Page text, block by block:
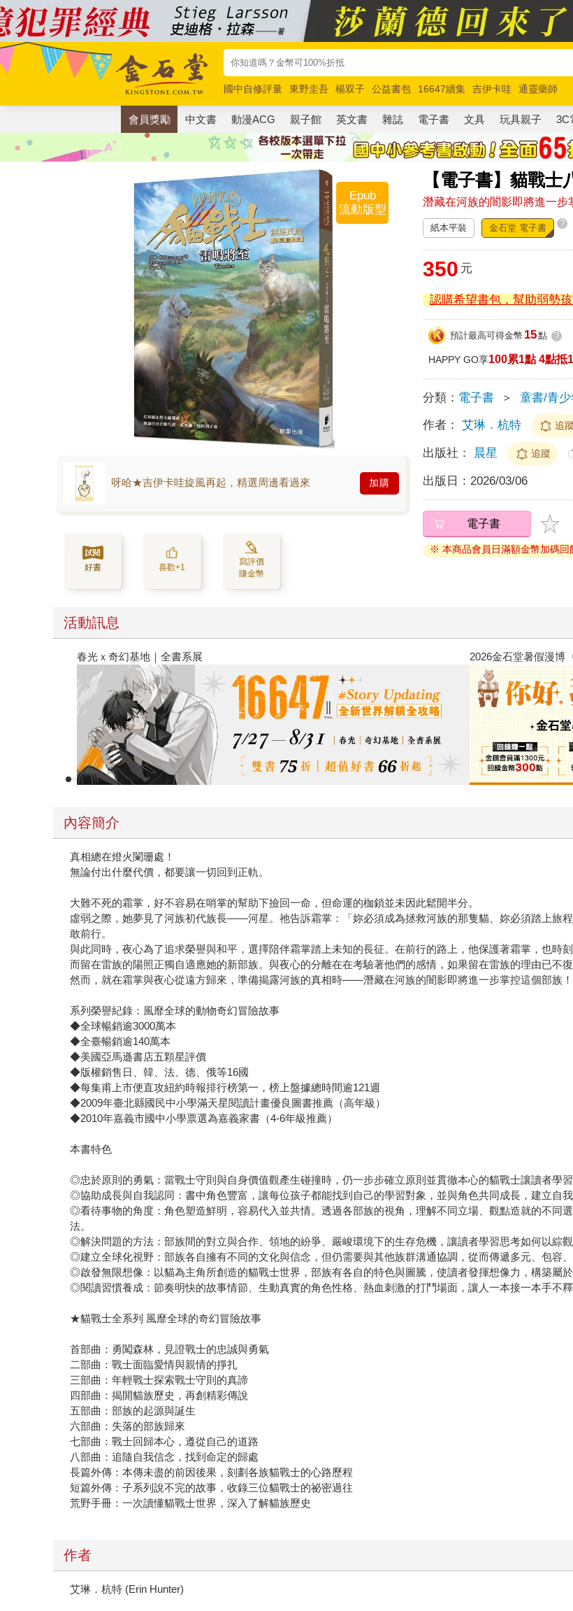
國中自修評量 東野圭吾 楊双子 公益書包 16647續集 吉伊卡哇
通靈藥師
唯紅花綻放
奧德賽 路邊攤新作 馬斯克 玩具總動員5 超慢跑
會員獎勵 中文書 動漫ACG 親子館 英文書 雜誌 電子書 文具 玩具親子 3C
【電子書】貓戰
潛藏在河族的闇影即將進一步
Epub
流動版型
呀哈★吉伊卡哇旋風再起，精選周邊看過來 加購
好書 喜歡+1
寫評價
賺金幣
紙本平裝 金石堂 電子書 ?
350 元
認購希望書包，幫助弱勢
預計最高可得金幣 15點 ?
HAPPY GO享100累1點 4點抵
分類： 電子書 ＞ 童書/青
作者： 艾琳．杭特 追蹤
出版社： 晨星 追蹤
出版日： 2026/03/06
電子書
※ 本商品會員日滿額金幣加碼回
活動訊息
2026金石堂暑假漫博〈你好，我吃一點〉第二波 金石堂2026海外優
內容簡介
真相總在燈火闌珊處！
無論付出什麼代價，都要讓一切回到正軌。
大難不死的霜掌，好不容易在哨掌的幫助下撿回一命，但命運的枷鎖並未因此鬆開半分。
虛弱之際，她夢見了河族初代族長——河星。祂告訴霜掌：「妳必須成為拯救河族的那隻貓、妳必須踏上旅
敢前行。
與此同時，夜心為了追求榮譽與和平，選擇陪伴霜掌踏上未知的長征。在前行的路上，他保護著霜掌，也
而留在雷族的陽照正獨自適應她的新部族。與夜心的分離在在考驗著他們的感情，如果留在雷族的理由已不
然而，就在霜掌與夜心從遠方歸來，準備揭露河族的真相時——潛藏在河族的闇影即將進一步掌控這個部族！
系列榮譽紀錄：風靡全球的動物奇幻冒險故事
◆全球暢銷逾3000萬本
◆全臺暢銷逾140萬本
◆美國亞馬遜書店五顆星評價
◆版權銷售日、韓、法、德、俄等16國
◆每集甫上市便直攻紐約時報排行榜第一，榜上盤據總時間逾121週
◆2009年臺北縣國民中小學滿天星閱讀計畫優良圖書推薦（高年級）
◆2010年嘉義市國中小學票選為嘉義家書（4-6年級推薦）
本書特色
◎忠於原則的勇氣：當戰士守則與自身價值觀產生碰撞時，仍一步步確立原則並貫徹本心的貓戰士讓讀者學習
◎協助成長與自我認同：書中角色豐富，讓每位孩子都能找到自己的學習對象，並與角色共同成長，建立自我
◎看待事物的角度：角色塑造鮮明，容易代入並共情。透過各部族的視角，理解不同立場、觀點造就的不同
法。
◎解決問題的方法：部族間的對立與合作、領地的紛爭、嚴峻環境下的生存危機，讓讀者學習思考如何以綜觀
◎建立全球化視野：部族各自擁有不同的文化與信念，但仍需要與其他族群溝通協調，從而傳遞多元、包容
◎啟發無限想像：以貓為主角所創造的貓戰士世界，部族有各自的特色與圖騰，使讀者發揮想像力，構築屬於
◎閱讀習慣養成：節奏明快的故事情節、生動真實的角色性格、熱血刺激的打鬥場面，讓人一本接一本手不
★貓戰士全系列 風靡全球的奇幻冒險故事
首部曲：勇闖森林，見證戰士的忠誠與勇氣
二部曲：戰士面臨愛情與親情的掙扎
三部曲：年輕戰士探索戰士守則的真諦
四部曲：揭開貓族歷史，再創精彩傳說
五部曲：部族的起源與誕生
六部曲：失落的部族歸來
七部曲：戰士回歸本心，遵從自己的道路
八部曲：追隨自我信念，找到命定的歸處
長篇外傳：本傳未盡的前因後果，刻劃各族貓戰士的心路歷程
短篇外傳：子系列說不完的故事，收錄三位貓戰士的祕密過往
荒野手冊：一次讀懂貓戰士世界，深入了解貓族歷史
作者
艾琳．杭特 (Erin Hunter)